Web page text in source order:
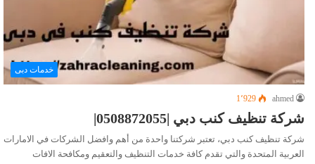
خدمات دبى
ahmed 1٬929
شركة تنظيف كنب دبي |0508872055|
شركة تنظيف كنب دبي، تعتبر شركتنا واحدة من أهم وافضل الشركات في الامارات
العربية المتحدة والتي تقدم كافة خدمات التنظيف والتعقيم ومكافحة الافات